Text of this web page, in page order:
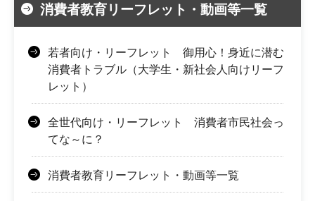
消費者教育リーフレット・動画等一覧
若者向け・リーフレット 御用心！身近に潜む
消費者トラブル（大学生・新社会人向けリーフ
レット）
全世代向け・リーフレット 消費者市民社会っ
てな～に？
消費者教育リーフレット・動画等一覧